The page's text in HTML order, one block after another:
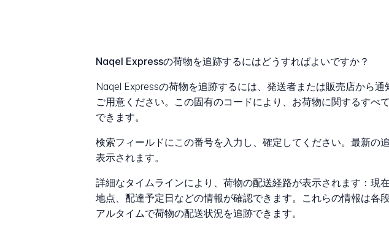
Naqel Expressの荷物を追跡するにはどうすればよいですか？
Naqel Expressの荷物を追跡するには、発送者または販売店から通
ご用意ください。この固有のコードにより、お荷物に関するすべ
できます。
検索フィールドにこの番号を入力し、確定してください。最新の
表示されます。
詳細なタイムラインにより、荷物の配送経路が表示されます：現
地点、配達予定日などの情報が確認できます。これらの情報は各
アルタイムで荷物の配送状況を追跡できます。